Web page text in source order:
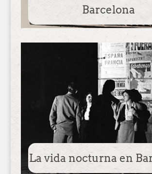
Barcelona
La vida nocturna en